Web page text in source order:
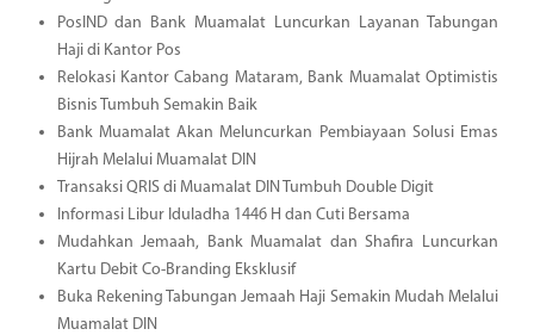
PosIND dan Bank Muamalat Luncurkan Layanan Tabungan
Haji di Kantor Pos
Relokasi Kantor Cabang Mataram, Bank Muamalat Optimistis
Bisnis Tumbuh Semakin Baik
Bank Muamalat Akan Meluncurkan Pembiayaan Solusi Emas
Hijrah Melalui Muamalat DIN
Transaksi QRIS di Muamalat DIN Tumbuh Double Digit
Informasi Libur Iduladha 1446 H dan Cuti Bersama
Mudahkan Jemaah, Bank Muamalat dan Shafira Luncurkan
Kartu Debit Co-Branding Eksklusif
Buka Rekening Tabungan Jemaah Haji Semakin Mudah Melalui
Muamalat DIN